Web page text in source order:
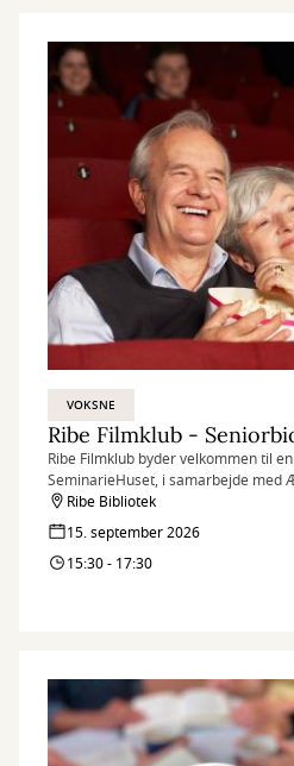
VOKSNE
Ribe Filmklub -
Ribe Filmklub byder velkommen til
SeminarieHuset, i samarbejde med
Ribe Bibliotek
15. september 2026
15:30 - 17:30